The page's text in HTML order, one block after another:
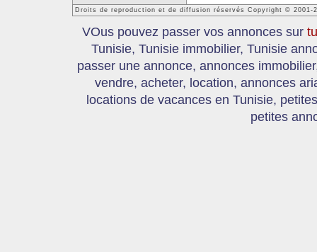
Droits de reproduction et de diffusion réservés Copyright © 2001-
VOus pouvez passer vos annonces sur
Tunisie, Tunisie immobilier, Tunisie
passer une annonce, annonces
vendre, acheter, location, annonces
locations de vacances en Tunisie,
petites